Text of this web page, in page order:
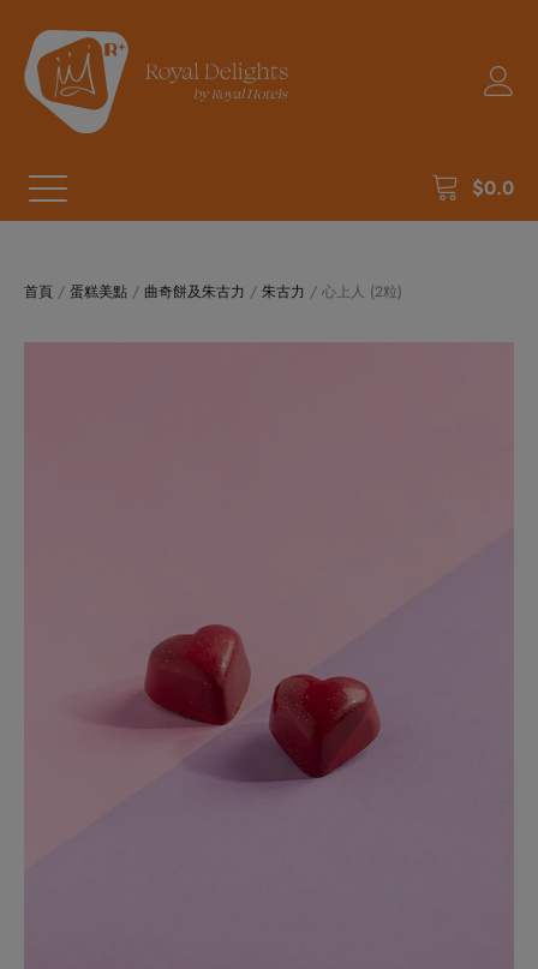
$0.0
首頁 / 蛋糕美點 / 曲奇餅及朱古力 / 朱古力 / 心上人 (2粒)